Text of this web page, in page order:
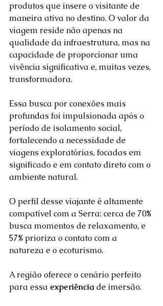
produtos que insere o visitante de
maneira ativa no destino. O valor da
viagem reside não apenas na
qualidade da infraestrutura, mas na
capacidade de proporcionar uma
vivência significativa e, muitas vezes,
transformadora.
Essa busca por conexões mais
profundas foi impulsionada após o
período de isolamento social,
fortalecendo a necessidade de
viagens exploratórias, focadas em
significado e em contato direto com o
ambiente natural.
O perfil desse viajante é altamente
compatível com a Serra: cerca de 70%
busca momentos de relaxamento, e
57% prioriza o contato com a
natureza e o ecoturismo.
A região oferece o cenário perfeito
para essa experiência de imersão.